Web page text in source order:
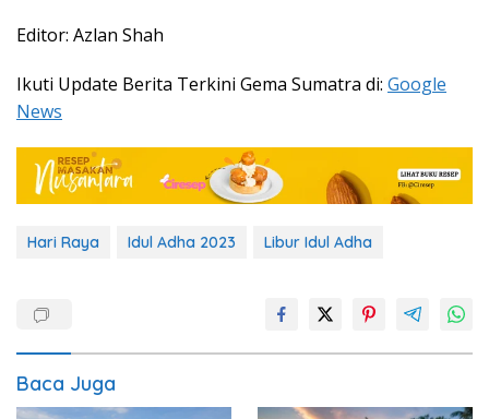
Editor: Azlan Shah
Ikuti Update Berita Terkini Gema Sumatra di: Google
News
Hari Raya Idul Adha 2023 Libur Idul Adha
Baca Juga